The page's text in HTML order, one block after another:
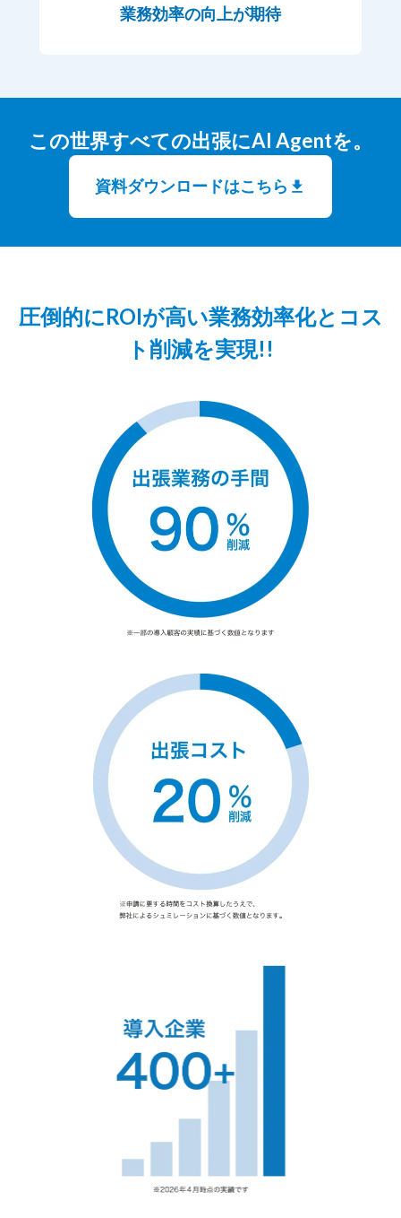
業務効率の向上が期待
この世界すべての出張にAI Agentを。
資料ダウンロードはこちら
圧倒的にROIが高い業務効率化とコス
ト削減を実現!!